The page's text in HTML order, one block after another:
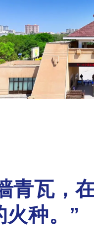
青瓦，
火种。”